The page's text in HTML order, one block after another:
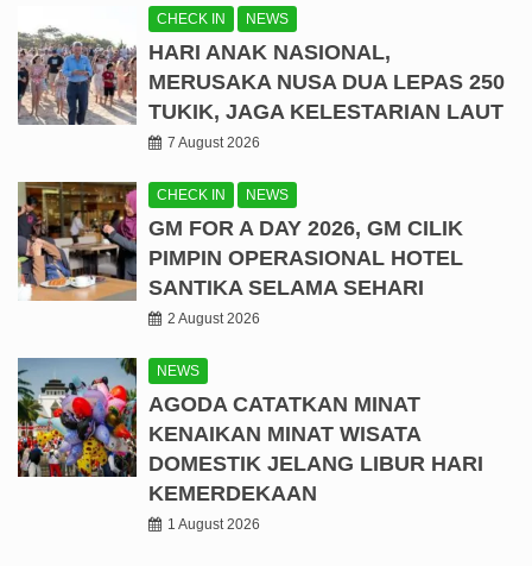
CHECK IN NEWS
HARI ANAK NASIONAL,
MERUSAKA NUSA DUA LEPAS 250
TUKIK, JAGA KELESTARIAN LAUT
7 August 2026
CHECK IN NEWS
GM FOR A DAY 2026, GM CILIK
PIMPIN OPERASIONAL HOTEL
SANTIKA SELAMA SEHARI
2 August 2026
NEWS
AGODA CATATKAN MINAT
KENAIKAN MINAT WISATA
DOMESTIK JELANG LIBUR HARI
KEMERDEKAAN
1 August 2026